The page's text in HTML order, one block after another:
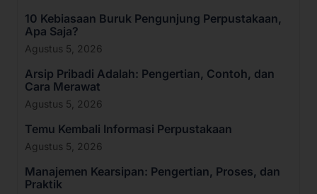
10 Kebiasaan Buruk Pengunjung Perpustakaan,
Apa Saja?
Agustus 5, 2026
Arsip Pribadi Adalah: Pengertian, Contoh, dan
Cara Merawat
Agustus 5, 2026
Temu Kembali Informasi Perpustakaan
Agustus 5, 2026
Manajemen Kearsipan: Pengertian, Proses, dan
Praktik